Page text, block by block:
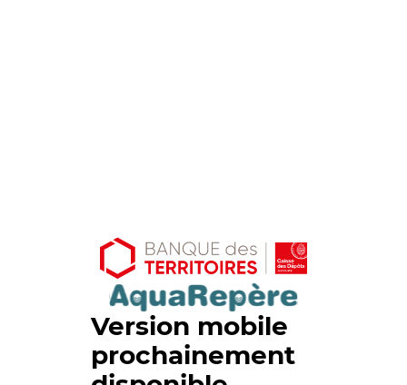
Version mobile
prochainement